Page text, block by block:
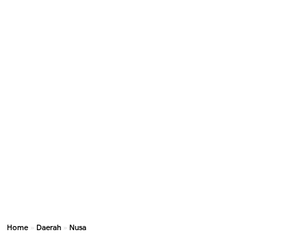
Home » Daerah » Nusa